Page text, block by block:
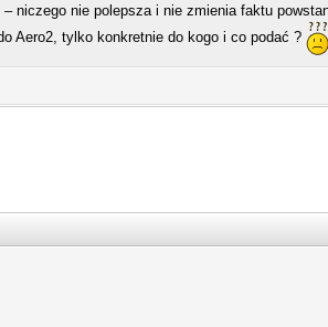
niczego nie polepsza i nie zmienia faktu
Aero2, tylko konkretnie do kogo i co podać ?